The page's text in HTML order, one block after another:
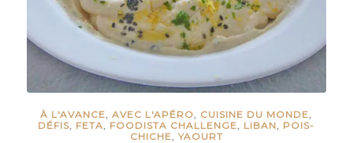
À L'AVANCE,AVEC L'APÉRO, CUISINE DU MONDE,
DÉFIS, FETA, FOODISTA CHALLENGE, LIBAN, POIS-
CHICHE,YAOURT